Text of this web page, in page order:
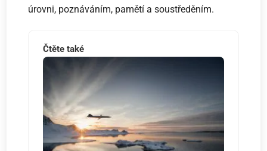
úrovni, poznáváním, pamětí a soustředěním.
Čtěte také